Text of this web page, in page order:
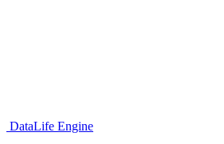
DataLife Engine